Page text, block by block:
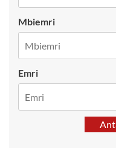
Mbiemri
Emri